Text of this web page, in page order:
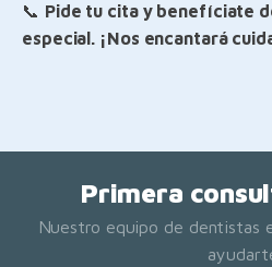
📞 Pide tu cita y benefíciate
especial. ¡Nos encantará
Primera
Nuestro equipo de dentistas